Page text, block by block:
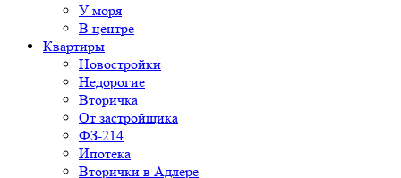
У моря
В центре
Квартиры
Новостройки
Недорогие
Вторичка
От застройщика
ФЗ-214
Ипотека
Вторички в Адлере